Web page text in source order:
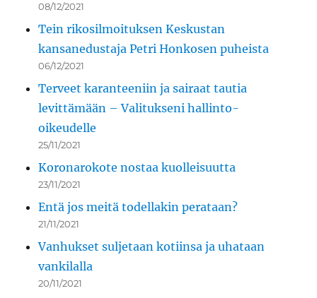
08/12/2021
Tein rikosilmoituksen Keskustan
kansanedustaja Petri Honkosen puheista
06/12/2021
Terveet karanteeniin ja sairaat tautia
levittämään – Valitukseni hallinto-
oikeudelle
25/11/2021
Koronarokote nostaa kuolleisuutta
23/11/2021
Entä jos meitä todellakin perataan?
21/11/2021
Vanhukset suljetaan kotiinsa ja uhataan
vankilalla
20/11/2021